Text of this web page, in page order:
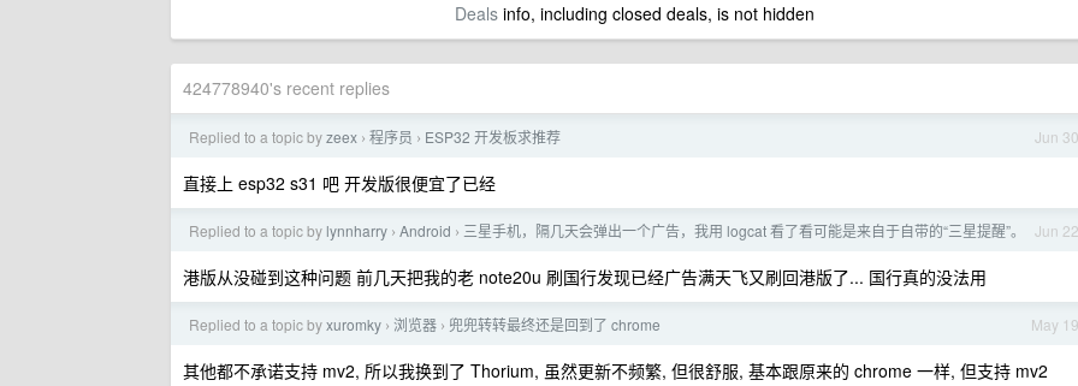
Dealsinfo, including closed deals, is not hidden
424778940's recent replies
Jun 30
Replied to a topic byzeex › 程序员 › ESP32 开发板求推荐
直接上 esp32 s31 吧 开发版很便宜了已经
Jun 22
Replied to a topic by lynnharry › Android › 三星手机，隔几天会弹出一个广告，我用 logcat 看了看可能是来自于自带的“三星提醒”。
港版从没碰到这种问题 前几天把我的老 note20u 刷国行发现已经广告满天飞又刷回港版了... 国行真的没法用
May 19
Replied to a topic byxuromky › 浏览器 › 兜兜转转最终还是回到了 chrome
其他都不承诺支持 mv2, 所以我换到了 Thorium, 虽然更新不频繁, 但很舒服, 基本跟原来的 chrome 一样, 但支持 mv2